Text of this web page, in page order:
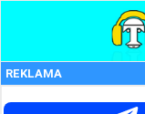
REKLAMA